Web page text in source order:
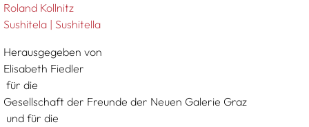
Roland Kollnitz
Sushitela | Sushitella
Herausgegeben von
Elisabeth Fiedler
für die
Gesellschaft der Freunde der Neuen Galerie Graz
und für die